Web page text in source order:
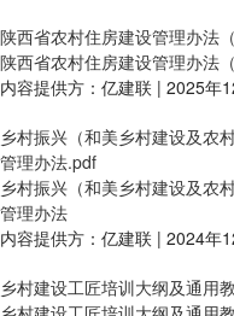
陕西省农村住房建设管理办法
陕西省农村住房建设管理办法（
内容提供方：亿建联 | 2025年
乡村振兴（和美乡村建设及农
管理办法.pdf
乡村振兴（和美乡村建设及农
管理办法
内容提供方：亿建联 | 2024年
乡村建设工匠培训大纲及通用